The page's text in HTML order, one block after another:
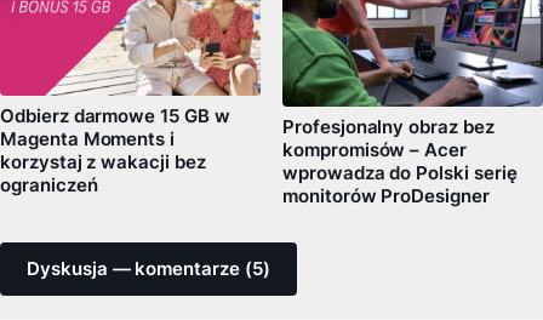
Odbierz darmowe 15 GB w
Magenta Moments i
korzystaj z wakacji bez
ograniczeń
Profesjonalny obraz bez
kompromisów – Acer
wprowadza do Polski serię
monitorów ProDesigner
Dyskusja — komentarze (5)